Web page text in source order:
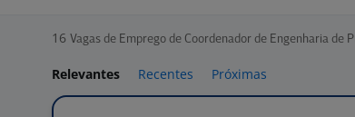
16 Vagas de Emprego de Coordenador de Engenharia de
Relevantes Recentes Próximas